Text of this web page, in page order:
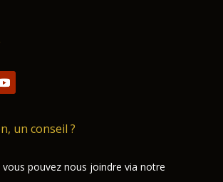
un conseil ?
vous pouvez nous joindre via notre